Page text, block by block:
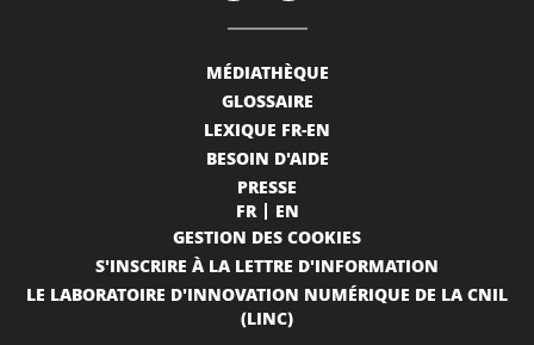
MÉDIATHÈQUE
GLOSSAIRE
LEXIQUE FR-EN
BESOIN D'AIDE
PRESSE
FR
EN
GESTION DES COOKIES
S'INSCRIRE À LA LETTRE D'INFORMATION
LE LABORATOIRE D'INNOVATION NUMÉRIQUE DE LA CNIL
(LINC)